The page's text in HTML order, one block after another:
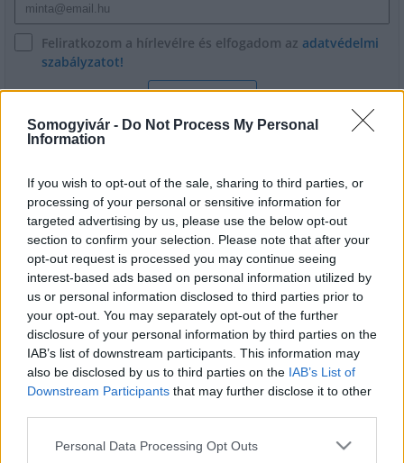
Somogyivár - Do Not Process My Personal
Information
If you wish to opt-out of the sale, sharing to third parties, or
processing of your personal or sensitive information for
targeted advertising by us, please use the below opt-out
section to confirm your selection. Please note that after your
opt-out request is processed you may continue seeing
interest-based ads based on personal information utilized by
us or personal information disclosed to third parties prior to
your opt-out. You may separately opt-out of the further
disclosure of your personal information by third parties on the
IAB’s list of downstream participants. This information may
also be disclosed by us to third parties on the IAB’s List of
Downstream Participants that may further disclose it to other
Please note that this website/app uses one or more Google
Personal Data Processing Opt Outs
Feliratkozom a hírlevélre és elfogadom az adatvédelmi
szabályzatot!
Országos hírek hőség Duna
Megérkezett az eső a Duna
vízgyűjtőjére
Hőség és vízhiány - itatók feltöltésével segítik a
vadállományt a somogyi erdőkben
Folyamatosan itatják a vadakat a rendkívüli hőségben, és a víz
megtartásának lehetőségeit vizsgálják a somogyi erdőkben a
SEFAG Erdészeti és Faipari Zrt. munkatársai - adta hírül a